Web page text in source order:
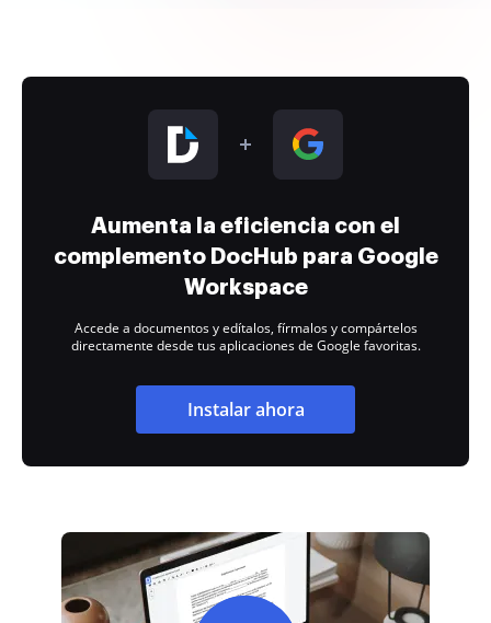
Aumenta la eficiencia con el
complemento DocHub para Google
Workspace
Accede a documentos y edítalos, fírmalos y compártelos
directamente desde tus aplicaciones de Google favoritas.
Instalar ahora